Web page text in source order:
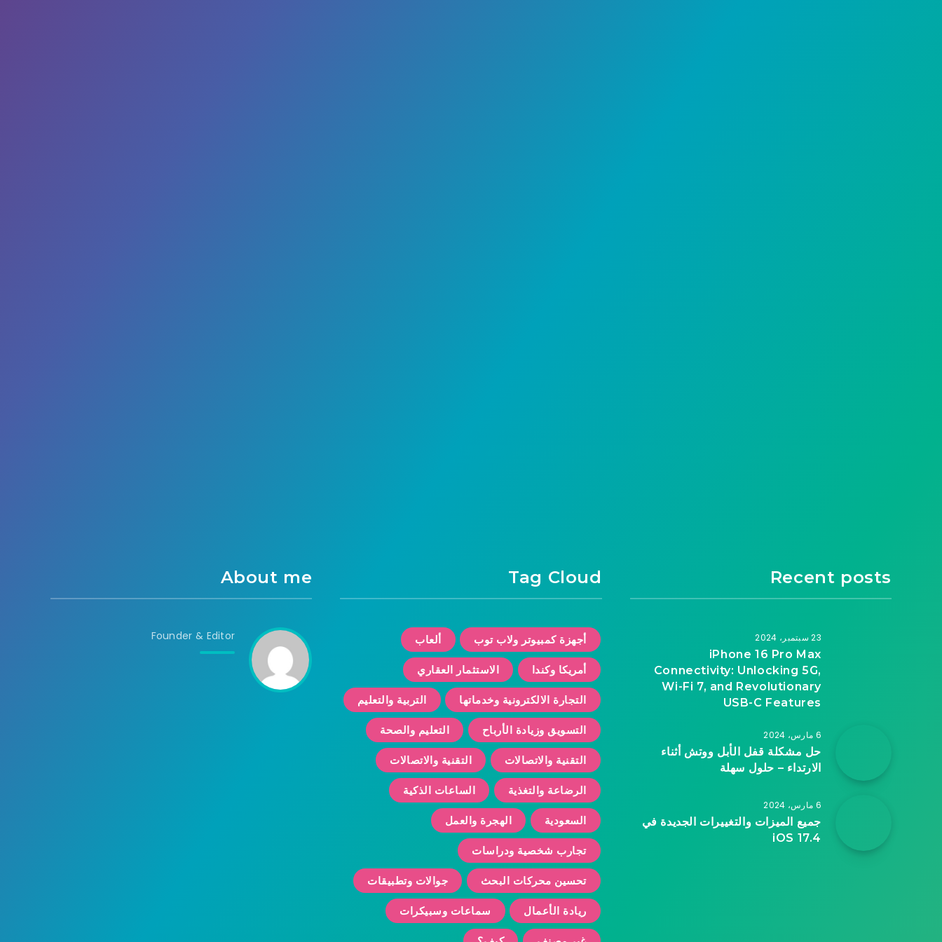
Recent posts
23 سبتمبر، 2024
iPhone 16 Pro Max
Connectivity: Unlocking 5G,
Wi-Fi 7, and Revolutionary
USB-C Features
6 مارس، 2024
حل مشكلة قفل الأبل ووتش أثناء
الارتداء – حلول سهلة
6 مارس، 2024
جميع الميزات والتغييرات الجديدة في
iOS 17.4
Tag Cloud
أجهزة كمبيوتر ولاب توب ألعاب
أمريكا وكندا الاستثمار العقاري
التجارة الالكترونية وخدماتها التربية والتعليم
التسويق وزيادة الأرباح التعليم والصحة
التقنية والاتصالات التقنية والاتصالات
الرضاعة والتغذية الساعات الذكية
السعودية الهجرة والعمل
تجارب شخصية ودراسات
تحسين محركات البحث جوالات وتطبيقات
ريادة الأعمال سماعات وسبيكرات
About me
Founder & Editor